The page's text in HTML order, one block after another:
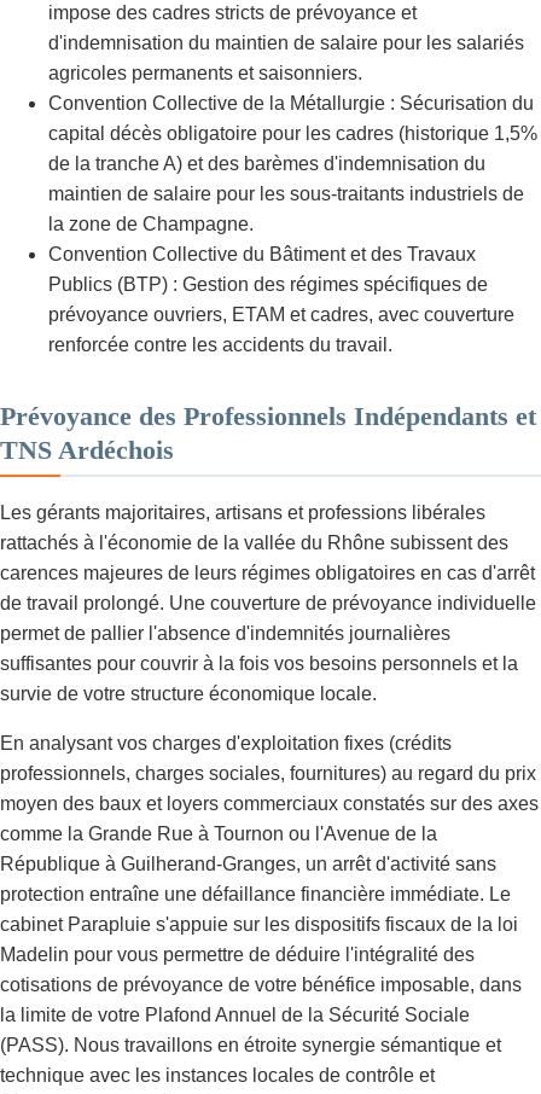
impose des cadres stricts de prévoyance et
d'indemnisation du maintien de salaire pour les salariés
agricoles permanents et saisonniers.
Convention Collective de la Métallurgie : Sécurisation du
capital décès obligatoire pour les cadres (historique 1,5%
de la tranche A) et des barèmes d'indemnisation du
maintien de salaire pour les sous-traitants industriels de
la zone de Champagne.
Convention Collective du Bâtiment et des Travaux
Publics (BTP) : Gestion des régimes spécifiques de
prévoyance ouvriers, ETAM et cadres, avec couverture
renforcée contre les accidents du travail.
Prévoyance des Professionnels Indépendants et
TNS Ardéchois
Les gérants majoritaires, artisans et professions libérales
rattachés à l'économie de la vallée du Rhône subissent des
carences majeures de leurs régimes obligatoires en cas d'arrêt
de travail prolongé. Une couverture de prévoyance individuelle
permet de pallier l'absence d'indemnités journalières
suffisantes pour couvrir à la fois vos besoins personnels et la
survie de votre structure économique locale.
En analysant vos charges d'exploitation fixes (crédits
professionnels, charges sociales, fournitures) au regard du prix
moyen des baux et loyers commerciaux constatés sur des axes
comme la Grande Rue à Tournon ou l'Avenue de la
République à Guilherand-Granges, un arrêt d'activité sans
protection entraîne une défaillance financière immédiate. Le
cabinet Parapluie s'appuie sur les dispositifs fiscaux de la loi
Madelin pour vous permettre de déduire l'intégralité des
cotisations de prévoyance de votre bénéfice imposable, dans
la limite de votre Plafond Annuel de la Sécurité Sociale
(PASS). Nous travaillons en étroite synergie sémantique et
technique avec les instances locales de contrôle et